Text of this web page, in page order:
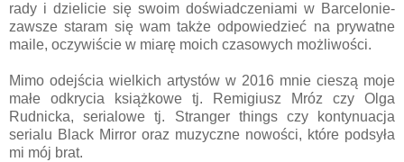
rady i dzielicie się swoim doświadczeniami w Barcelonie-
zawsze staram się wam także odpowiedzieć na prywatne
maile, oczywiście w miarę moich czasowych możliwości.
Mimo odejścia wielkich artystów w 2016 mnie cieszą moje
małe odkrycia książkowe tj. Remigiusz Mróz czy Olga
Rudnicka, serialowe tj. Stranger things czy kontynuacja
serialu Black Mirror oraz muzyczne nowości, które podsyła
mi mój brat.